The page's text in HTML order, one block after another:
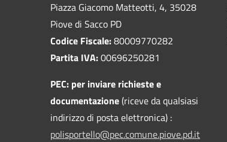
Piazza Giacomo Matteotti, 4, 35028
Piove di Sacco PD
Codice Fiscale:80009770282
Partita IVA:00696250281
PEC: per inviare richieste e
documentazione(riceve da qualsiasi
indirizzo di posta elettronica) :
polisportello@pec.comune.piove.pd.it